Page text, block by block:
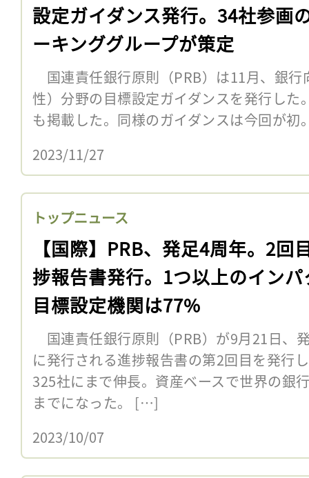
設定ガイダンス発行。34社参画
ーキンググループが策定
国連責任銀行原則（PRB）は11月、銀行
性）分野の目標設定ガイダンスを発行した
も掲載した。同様のガイダンスは今回が
2023/11/27
トップニュース
【国際】PRB、発足4周年。2回
捗報告書発行。1つ以上のインパ
目標設定機関は77%
国連責任銀行原則（PRB）が9月21日、
に発行される進捗報告書の第2回目を発行
325社にまで伸長。資産ベースで世界の銀
までになった。 […]
2023/10/07